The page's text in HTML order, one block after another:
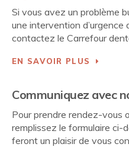
Si vous avez un problème
une intervention d’urgence
contactez le Carrefour
EN SAVOIR PLUS
Communiquez avec
Pour prendre rendez-vous
remplissez le formulaire ci-
feront un plaisir de vous